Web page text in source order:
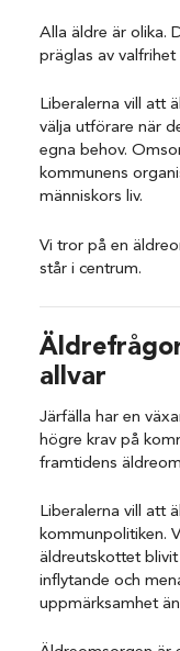
Alla äldre är olika.
präglas av
Liberalerna vill att
välja utförare när
egna behov.
kommunens
människors liv.
Vi tror på en
står i centrum.
allvar
Järfälla har en
högre krav på
framtidens
Liberalerna vill att
kommunpolitiken.
äldreutskottet
inflytande och
uppmärksamhet än